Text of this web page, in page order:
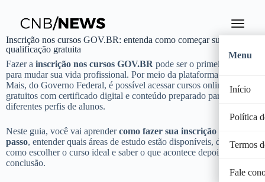
Menu
Início
Política
Termos
Fale
Inscrição nos cursos GOV.BR: entenda como começar sua
qualificação gratuita
Fazer a inscrição nos cursos GOV.BR pode ser o primeiro passo
para mudar sua vida profissional. Por meio da plataforma Aprenda
Mais, do Governo Federal, é possível acessar cursos online
gratuitos com certificado digital e conteúdo preparado para
diferentes perfis de alunos.
Neste guia, você vai aprendercomo fazer sua inscrição passo a
passo, entender quais áreas de estudo estão disponíveis, descobrir
como escolher o curso ideal e saber o que acontece depois da
conclusão.